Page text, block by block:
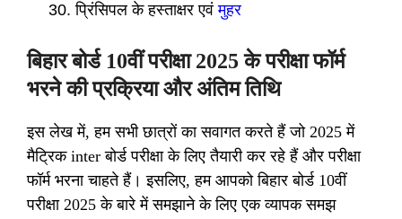
प्रिंसिपल के हस्ताक्षर एवंमुहर
बिहार बोर्ड 10वीं परीक्षा 2025 के परीक्षा फॉर्म
भरने की प्रक्रिया और अंतिम तिथि
इस लेख में, हम सभी छात्रों का सवागत करते हैं जो 2025 में
मैट्रिक inter बोर्ड परीक्षा के लिए तैयारी कर रहे हैं और परीक्षा
फॉर्म भरना चाहते हैं। इसलिए, हम आपको बिहार बोर्ड 10वीं
परीक्षा 2025 के बारे में समझाने के लिए एक व्यापक समझ